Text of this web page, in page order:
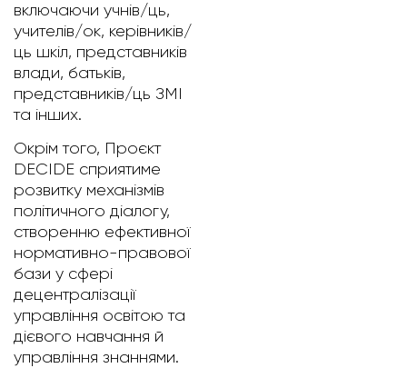
включаючи учнів/ць,
учителів/ок, керівників/
ць шкіл, представників
влади, батьків,
представників/ць ЗМІ
та інших.
Окрім того, Проєкт
DECIDE сприятиме
розвитку механізмів
політичного діалогу,
створенню ефективної
нормативно-правової
бази у сфері
децентралізації
управління освітою та
дієвого навчання й
управління знаннями.